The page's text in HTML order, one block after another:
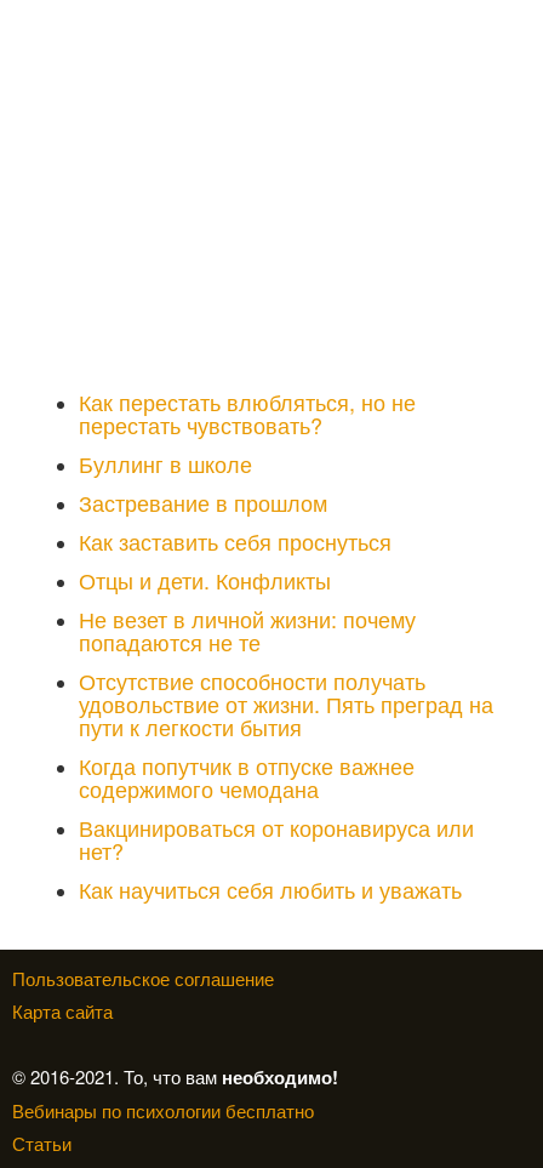
Как перестать влюбляться, но не
перестать чувствовать?
Буллинг в школе
Застревание в прошлом
Как заставить себя проснуться
Отцы и дети. Конфликты
Не везет в личной жизни: почему
попадаются не те
Отсутствие способности получать
удовольствие от жизни. Пять преград на
пути к легкости бытия
Когда попутчик в отпуске важнее
содержимого чемодана
Вакцинироваться от коронавируса или
нет?
Как научиться себя любить и уважать
Пользовательское соглашение
Карта сайта
© 2016-2021. То, что вам необходимо!
Вебинары по психологии бесплатно
Статьи